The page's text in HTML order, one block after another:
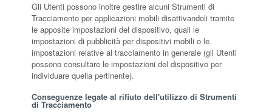
Gli Utenti possono inoltre gestire alcuni Strumenti di
Tracciamento per applicazioni mobili disattivandoli tramite
le apposite impostazioni del dispositivo, quali le
impostazioni di pubblicità per dispositivi mobili o le
impostazioni relative al tracciamento in generale (gli Utenti
possono consultare le impostazioni del dispositivo per
individuare quella pertinente).
Conseguenze legate al rifiuto dell'utilizzo di Strumenti
di Tracciamento